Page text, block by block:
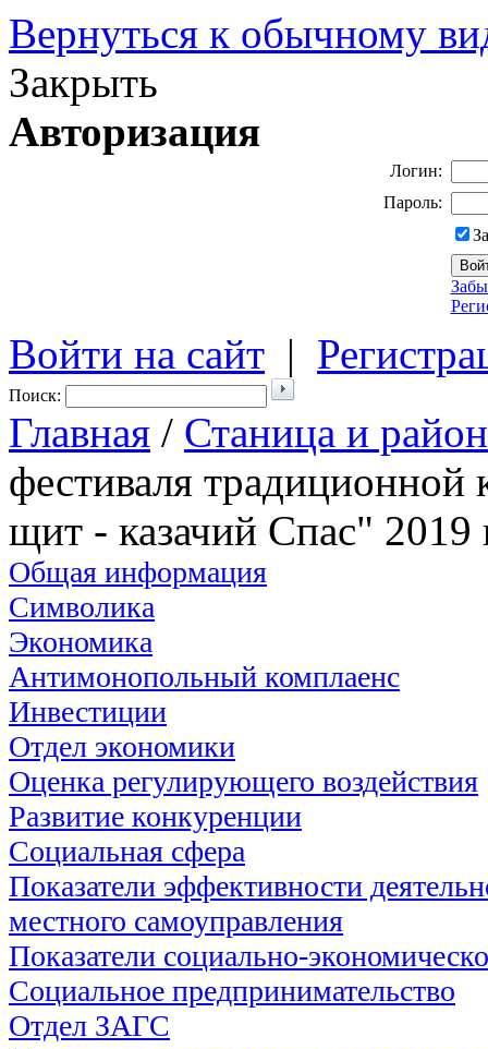
Вернуться к обычному
Закрыть
Авторизация
Логин:
Пароль:
Войти на сайт |
Поиск:
Главная / Станица и район
фестиваля традиционной
щит - казачий Спас" 2019
Общая информация
Символика
Экономика
Антимонопольный комплаенс
Инвестиции
Отдел экономики
Оценка регулирующего воздействия
Развитие конкуренции
Социальная сфера
Показатели эффективности
местного самоуправления
Показатели социально-
Социальное предпринимательство
Отдел ЗАГС